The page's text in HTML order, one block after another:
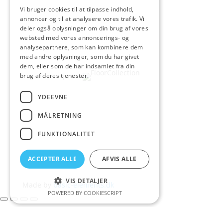
basic-elements.dk
Vi bruger cookies til at tilpasse indhold,
annoncer og til at analysere vores trafik. Vi
deler også oplysninger om din brug af vores
websted med vores annoncerings- og
analysepartnere, som kan kombinere dem
med andre oplysninger, som du har givet
dem, eller som de har indsamlet fra din
brug af deres tjenester.
YDEEVNE
MÅLRETNING
FUNKTIONALITET
ACCEPTER ALLE AFVIS ALLE
VIS DETALJER
POWERED BY COOKIESCRIPT